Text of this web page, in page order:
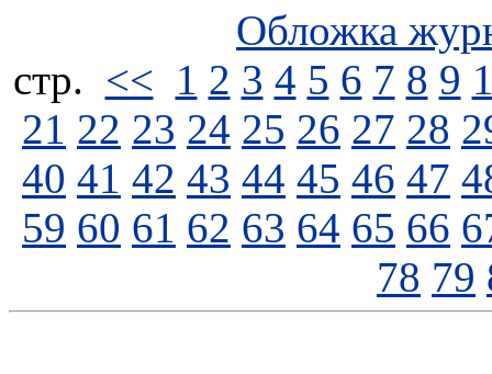
Обложка
стp. << 1 2 3 4 5 6 7 8 9
21 22 23 24 25 26 27 28
40 41 42 43 44 45 46 47
59 60 61 62 63 64 65 66
78 79